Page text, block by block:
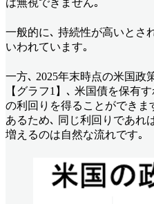
一般的に､ 持続性が高いとさ
いわれています｡
一方､ 2025年末時点の米国政
【グラフ1】､ 米国債を保有
の利回りを得ることができま
あるため､ 同じ利回りであれ
増えるのは自然な流れです｡